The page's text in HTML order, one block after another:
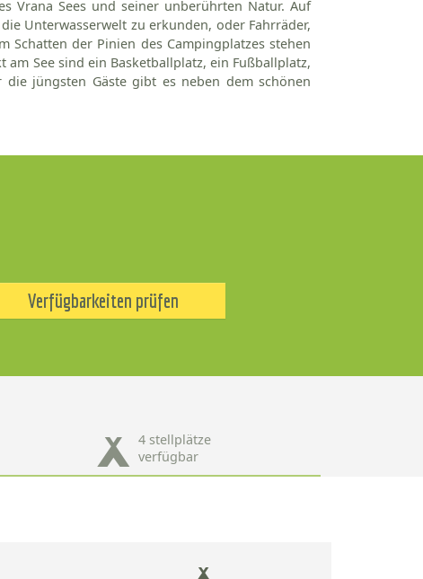
Vrana Sees und seiner unberührten Natur. Auf
Unterwasserwelt zu erkunden, oder Fahrräder,
der Pinien des Campingplatzes stehen
See sind ein Basketballplatz, ein Fußballplatz,
jüngsten Gäste gibt es neben dem schönen
Verfügbarkeiten prüfen
4 stellplätze
verfügbar